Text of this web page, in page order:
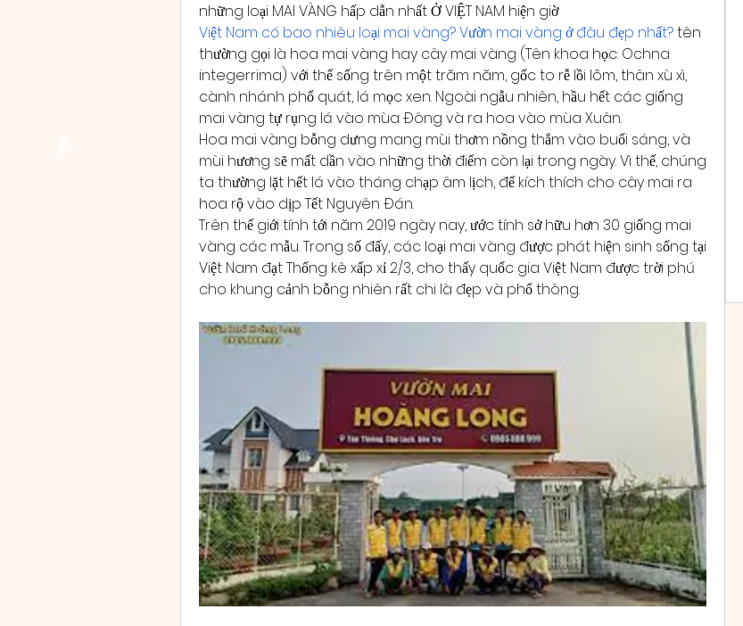
những loại MAI VÀNG hấp dẫn nhất Ở VIỆT NAM hiện giờ
Việt Nam có bao nhiêu loại mai vàng? Vườn mai vàng ở đâu đẹp nhất? tên
thường gọi là hoa mai vàng hay cây mai vàng (Tên khoa học: Ochna
integerrima) với thể sống trên một trăm năm, gốc to rễ lồi lõm, thân xù xì,
cành nhánh phổ quát, lá mọc xen. Ngoài ngẫu nhiên, hầu hết các giống
mai vàng tự rụng lá vào mùa Đông và ra hoa vào mùa Xuân.
Hoa mai vàng bỗng dưng mang mùi thơm nồng thắm vào buổi sáng, và
mùi hương sẽ mất dần vào những thời điểm còn lại trong ngày. Vì thế, chúng
ta thường lặt hết lá vào tháng chạp âm lịch, để kích thích cho cây mai ra
hoa rộ vào dịp Tết Nguyên Đán.
Trên thế giới tính tới năm 2019 ngày nay, ước tính sở hữu hơn 30 giống mai
vàng các mẫu. Trong số đấy, các loại mai vàng được phát hiện sinh sống tại
Việt Nam đạt Thống kê xấp xỉ 2/3, cho thấy quốc gia Việt Nam được trời phú
cho khung cảnh bỗng nhiên rất chi là đẹp và phổ thông.